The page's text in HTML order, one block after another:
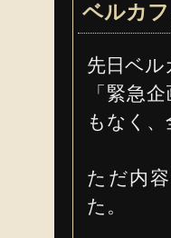
ベルカ
先日ベ
「緊急
もなく、
ただ内
た。